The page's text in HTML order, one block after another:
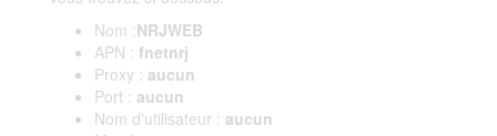
Nom :NRJWEB
APN : fnetnrj
Proxy : aucun
Port : aucun
Nom d'utilisateur : aucun